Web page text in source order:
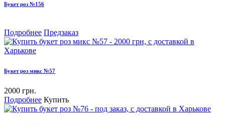
Букет роз №156
Подробнее Предзаказ
Букет роз микс №57
2000 грн.
Подробнее Купить